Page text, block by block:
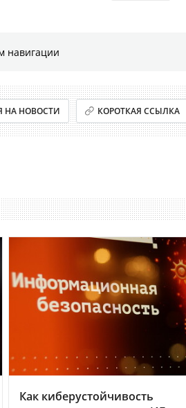
навигации
НА НОВОСТИ КОРОТКАЯ ССЫЛКА
Как киберустойчивость